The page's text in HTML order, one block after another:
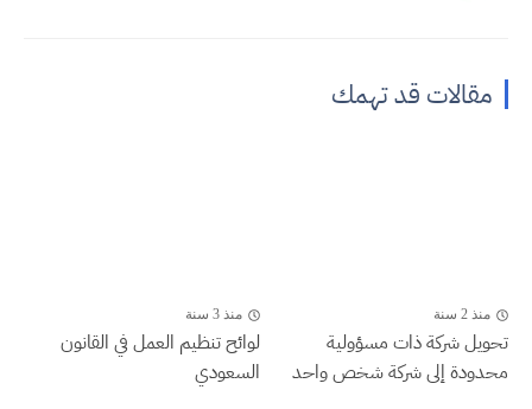
مقالات قد تهمك
منذ 2 سنة
تحويل شركة ذات مسؤولية
محدودة إلى شركة شخص واحد
منذ 3 سنة
لوائح تنظيم العمل في القانون
السعودي